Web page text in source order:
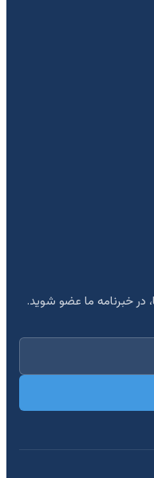
در خبرنامه ما عضو شوید.